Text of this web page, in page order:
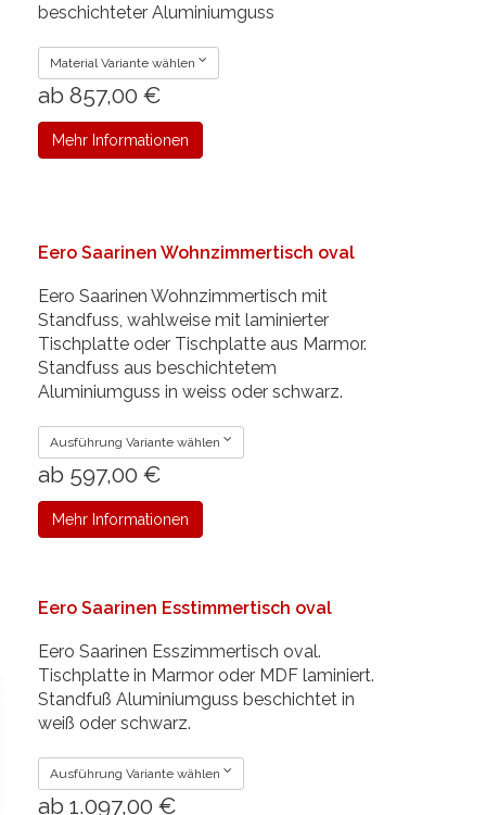
beschichteter Aluminiumguss
Material Variante wählen
ab 857,00 €
Mehr Informationen
Eero Saarinen Wohnzimmertisch oval
Eero Saarinen Wohnzimmertisch mit
Standfuss, wahlweise mit laminierter
Tischplatte oder Tischplatte aus Marmor.
Standfuss aus beschichtetem
Aluminiumguss in weiss oder schwarz.
Ausführung Variante wählen
ab 597,00 €
Mehr Informationen
Eero Saarinen Esstimmertisch oval
Eero Saarinen Esszimmertisch oval.
Tischplatte in Marmor oder MDF laminiert.
Standfuß Aluminiumguss beschichtet in
weiß oder schwarz.
Ausführung Variante wählen
ab 1.097,00 €